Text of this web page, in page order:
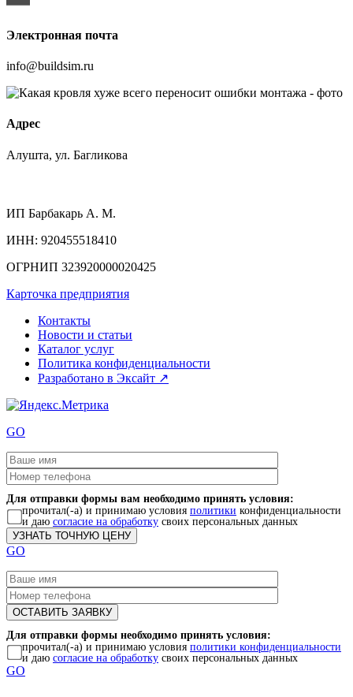
Электронная почта
info@buildsim.ru
Адрес
Алушта, ул. Багликова
ИП Барбакарь А. М.
ИНН: 920455518410
ОГРНИП 323920000020425
Карточка предприятия
Контакты
Новости и статьи
Каталог услуг
Политика конфиденциальности
Разработано в Эксайт ↗
GO
Для отправки формы вам необходимо принять условия:
прочитал(-а) и принимаю условия политики конфиденциальности
и даю согласие на обработку своих персональных данных
GO
Для отправки формы необходимо принять условия:
прочитал(-а) и принимаю условия политики конфиденциальности
и даю согласие на обработку своих персональных данных
GO